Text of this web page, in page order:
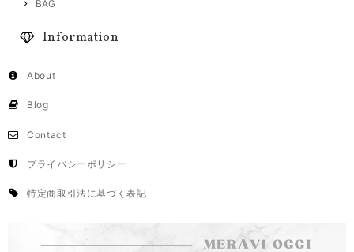
BAG
Information
About
Blog
Contact
プライバシーポリシー
特定商取引法に基づく表記